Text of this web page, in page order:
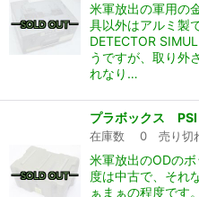
米軍放出の軍用の
具以外はアルミ製
DETECTOR
うですが、取り外
れなり…
プラボックス
在庫数 0 売り切
米軍放出のODの
度は中古で、それ
ぁまぁの程度です